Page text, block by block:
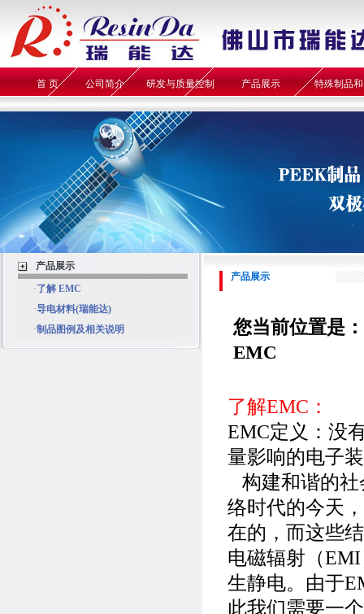
首 页 公司简介 研发与质量控制 产品展示 特殊制品
产品展示
·了解 EMC
·导电材料(瑞能达)
·制品图例及相关说明
产品展示
您当前位置是：
EMC
了解EMC：
EMC定义：没
量影响的电子
构建和谐的社
络时代的今天
在的，而这些
电磁辐射（
生静电。由于
此我们需要一